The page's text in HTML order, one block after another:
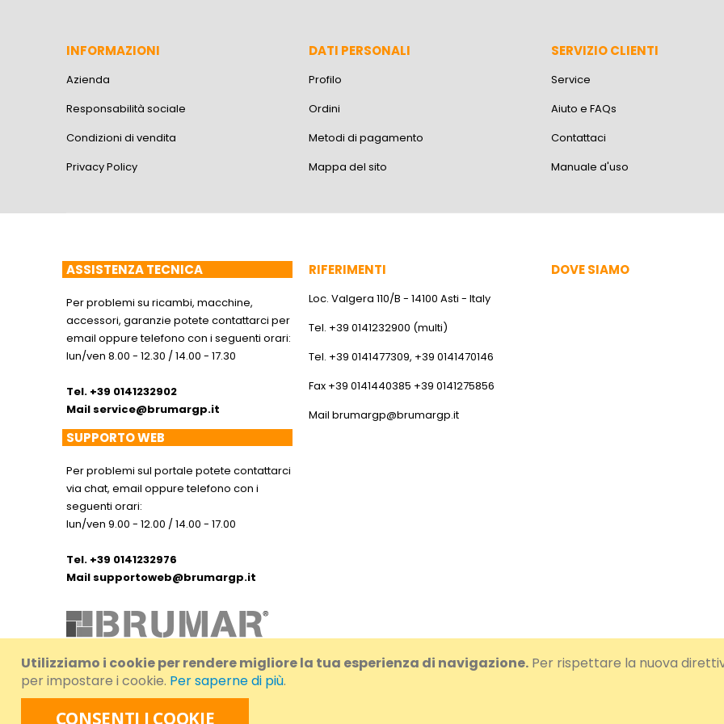
Utilizziamo i cookie per rendere migliore la tua esperienza di navigazione. Per rispettare la nuova
per impostare i cookie. Per saperne di più.
CONSENTI I COOKIE
INFORMAZIONI
Azienda
Responsabilità sociale
Condizioni di vendita
Privacy Policy
DATI PERSONALI
Profilo
Ordini
Metodi di pagamento
Mappa del sito
SERVIZIO CLIENTI
Service
Aiuto e FAQs
Contattaci
Manuale d'uso
ASSISTENZA TECNICA
Per problemi su ricambi, macchine,
accessori, garanzie potete contattarci per
email oppure telefono con i seguenti orari:
lun/ven 8.00 - 12.30 / 14.00 - 17.30
Tel. +39 0141232902
Mail service@brumargp.it
SUPPORTO WEB
Per problemi sul portale potete contattarci
via chat, email oppure telefono con i
seguenti orari:
lun/ven 9.00 - 12.00 / 14.00 - 17.00
Tel. +39 0141232976
Mail supportoweb@brumargp.it
RIFERIMENTI
Loc. Valgera 110/B - 14100 Asti - Italy
Tel. +39 0141232900 (multi)
Tel. +39 0141477309, +39 0141470146
Fax +39 0141440385 +39 0141275856
Mail brumargp@brumargp.it
DOVE SIAMO
© 2024 Brumar S.r.l. a Socio Unico. - IVA/VAT/CF IT01108460054 - Cap.Soc.i.v. € 100.000,00 - R.E.A.: AT-78564 - N.R.AEE